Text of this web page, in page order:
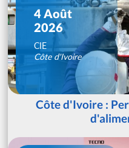
4 Août
2026
CIE
Côte d'Ivoire
Côte d'Ivoire :